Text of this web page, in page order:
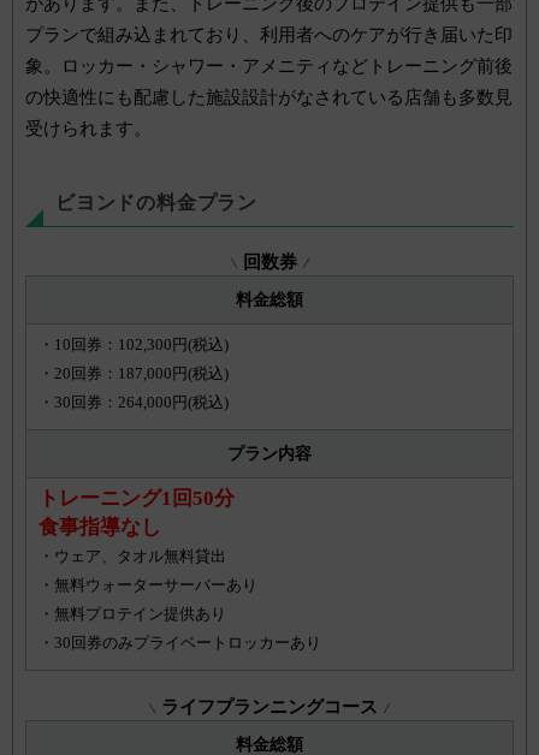
プランで組み込まれており、利用者へのケアが行き届いた印
象。ロッカー・シャワー・アメニティなどトレーニング前後
の快適性にも配慮した施設設計がなされている店舗も多数見
受けられます。
ビヨンドの料金プラン
回数券
料金総額
・10回券：102,300円(税込)
・20回券：187,000円(税込)
・30回券：264,000円(税込)
プラン内容
トレーニング1回50分
食事指導なし
・ウェア、タオル無料貸出
・無料ウォーターサーバーあり
・無料プロテイン提供あり
・30回券のみプライベートロッカーあり
ライフプランニングコース
料金総額